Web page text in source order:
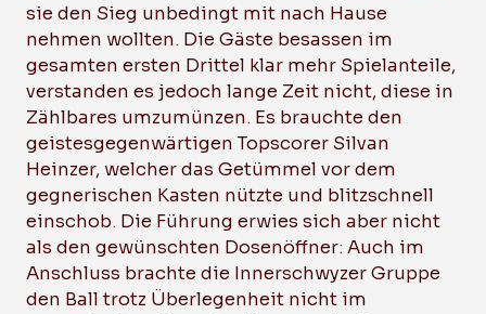
sie den Sieg unbedingt mit nach Hause
nehmen wollten. Die Gäste besassen im
gesamten ersten Drittel klar mehr Spielanteile,
verstanden es jedoch lange Zeit nicht, diese in
Zählbares umzumünzen. Es brauchte den
geistesgegenwärtigen Topscorer Silvan
Heinzer, welcher das Getümmel vor dem
gegnerischen Kasten nützte und blitzschnell
einschob. Die Führung erwies sich aber nicht
als den gewünschten Dosenöffner: Auch im
Anschluss brachte die Innerschwyzer Gruppe
den Ball trotz Überlegenheit nicht im